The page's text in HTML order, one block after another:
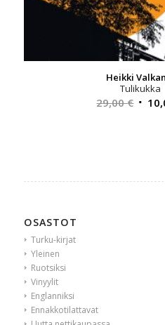
Heikki
Tulikukka
29,00€
OSASTOT
Turku-kirjat
Yleinen
Ruotsiksi
Vinyylit
Englanniksi
Ennakkotilattavat